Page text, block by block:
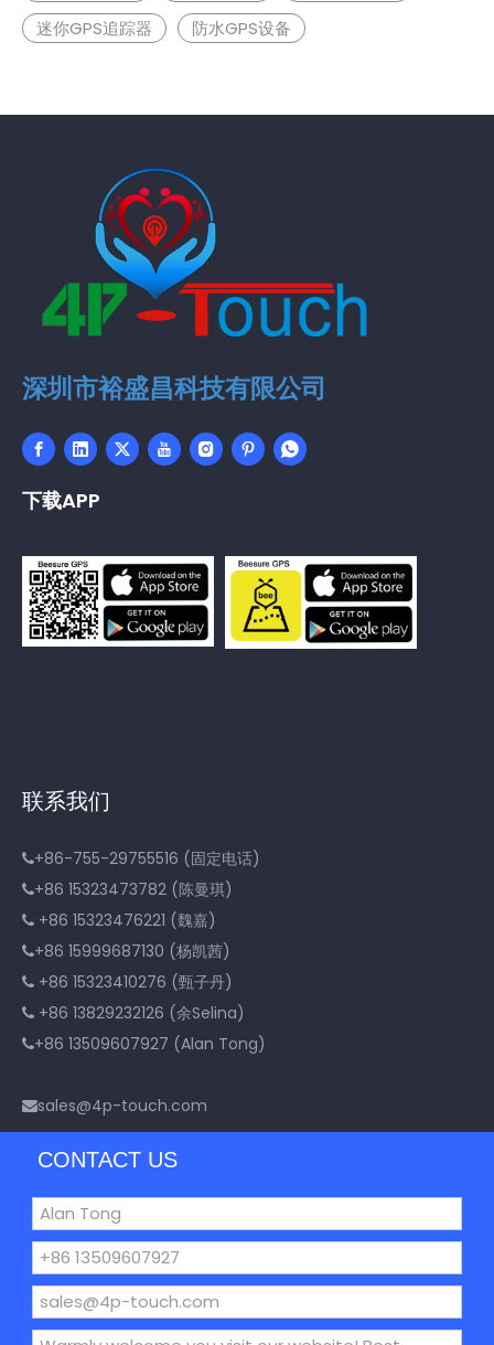
迷你GPS追踪器
防水GPS设备
深圳市裕盛昌科技有限公司
下载APP
联系我们
+86-755-29755516 (固定电话)
+86 15323473782 (陈曼琪)
 +86 15323476221 (魏嘉)
+86 15999687130 (杨凯茜)
 +86 15323410276 (甄子丹)
 +86 13829232126 (余Selina)
+86 13509607927 (Alan Tong)
sales@4p-touch.com
CONTACT US